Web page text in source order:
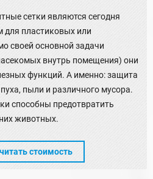
сетки являются сегодня
для пластиковых или
своей основной задачи
внутрь помещения) они
функций. А именно: защита
пыли и различного мусора.
способны предотвратить
животных.
стоимость